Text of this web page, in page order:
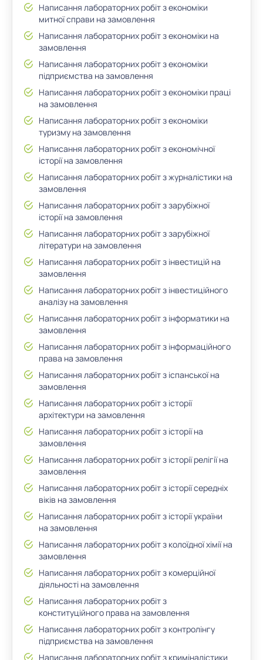
Написання лабораторних робіт з економіки
митної справи на замовлення
Написання лабораторних робіт з економіки на
замовлення
Написання лабораторних робіт з економіки
підприємства на замовлення
Написання лабораторних робіт з економіки праці
на замовлення
Написання лабораторних робіт з економіки
туризму на замовлення
Написання лабораторних робіт з економічної
історії на замовлення
Написання лабораторних робіт з журналістики на
замовлення
Написання лабораторних робіт з зарубіжної
історії на замовлення
Написання лабораторних робіт з зарубіжної
літератури на замовлення
Написання лабораторних робіт з інвестицій на
замовлення
Написання лабораторних робіт з інвестиційного
аналізу на замовлення
Написання лабораторних робіт з інформатики на
замовлення
Написання лабораторних робіт з інформаційного
права на замовлення
Написання лабораторних робіт з іспанської на
замовлення
Написання лабораторних робіт з історії
архітектури на замовлення
Написання лабораторних робіт з історії на
замовлення
Написання лабораторних робіт з історії релігії на
замовлення
Написання лабораторних робіт з історії середніх
віків на замовлення
Написання лабораторних робіт з історії україни
на замовлення
Написання лабораторних робіт з колоїдної хімії на
замовлення
Написання лабораторних робіт з комерційної
діяльності на замовлення
Написання лабораторних робіт з
конституційного права на замовлення
Написання лабораторних робіт з контролінгу
підприємства на замовлення
Написання лабораторних робіт з криміналістики